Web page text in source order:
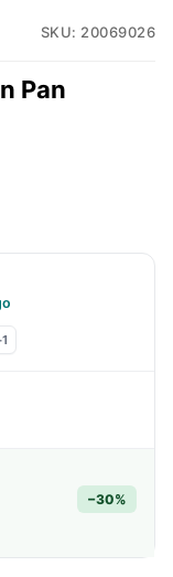
SKU: 20069026
Pan
1
−30%